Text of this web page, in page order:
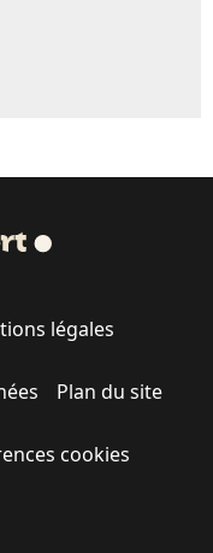
légales
Plan du site
cookies